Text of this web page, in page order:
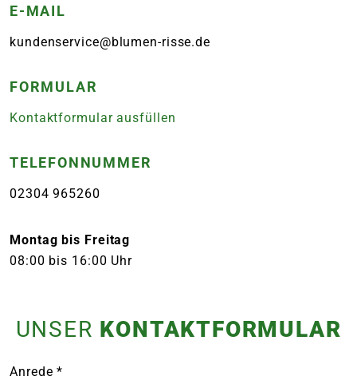
E-MAIL
kundenservice@blumen-risse.de
FORMULAR
Kontaktformular ausfüllen
TELEFONNUMMER
02304 965260
Montag bis Freitag
08:00 bis 16:00 Uhr
UNSER KONTAKTFORMULAR
Anrede*